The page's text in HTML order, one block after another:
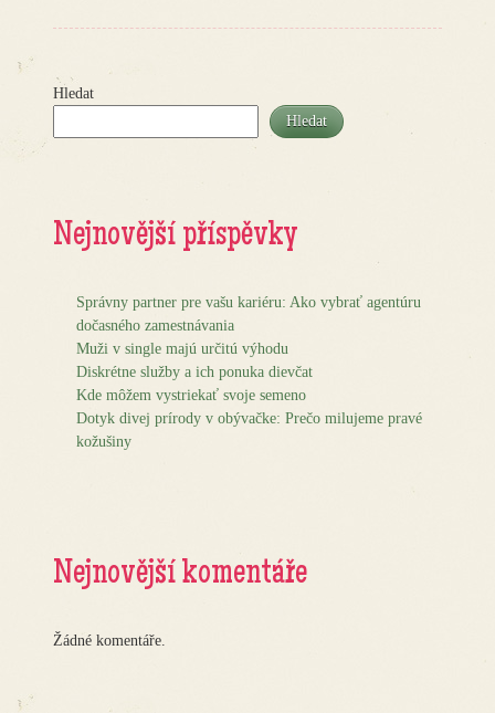
Hledat
Hledat
Nejnovější příspěvky
Správny partner pre vašu kariéru: Ako vybrať agentúru
dočasného zamestnávania
Muži v single majú určitú výhodu
Diskrétne služby a ich ponuka dievčat
Kde môžem vystriekať svoje semeno
Dotyk divej prírody v obývačke: Prečo milujeme pravé
kožušiny
Nejnovější komentáře
Žádné komentáře.